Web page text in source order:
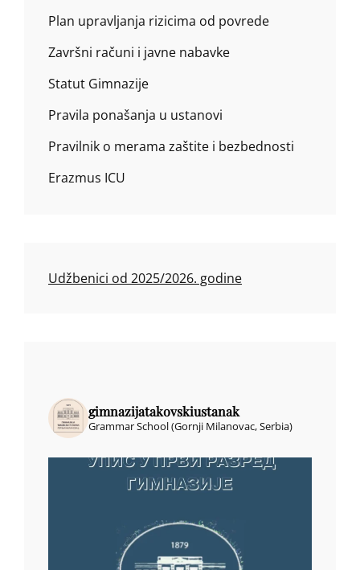
Plan upravljanja rizicima od povrede
Završni računi i javne nabavke
Statut Gimnazije
Pravila ponašanja u ustanovi
Pravilnik o merama zaštite i bezbednosti
Erazmus ICU
Udžbenici od 2025/2026. godine
gimnazijatakovskiustanak
Grammar School (Gornji Milanovac, Serbia)